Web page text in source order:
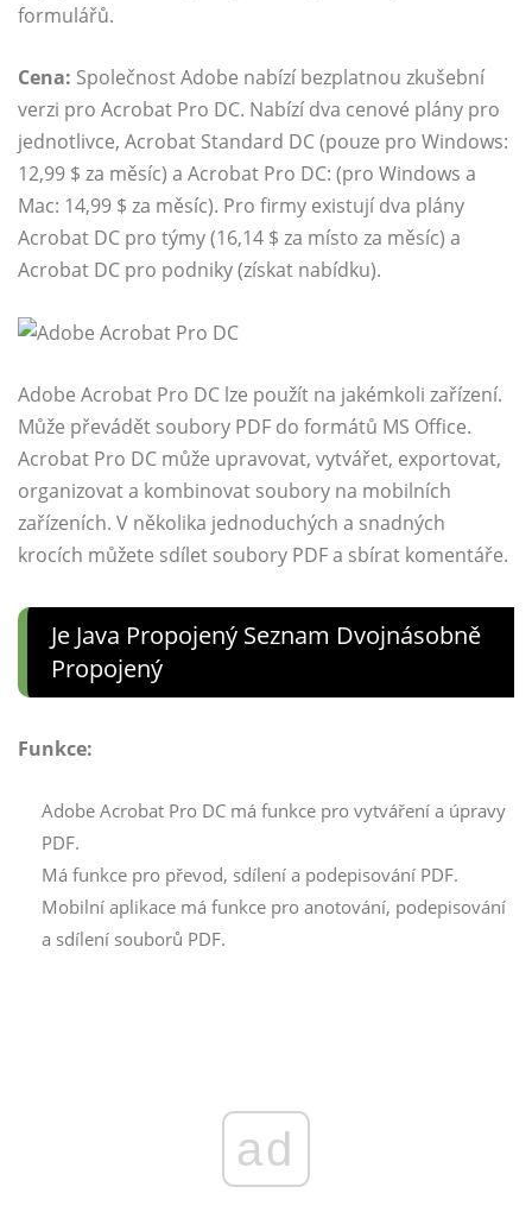
formulářů.
Cena: Společnost Adobe nabízí bezplatnou zkušební
verzi pro Acrobat Pro DC. Nabízí dva cenové plány pro
jednotlivce, Acrobat Standard DC (pouze pro Windows:
12,99 $ za měsíc) a Acrobat Pro DC: (pro Windows a
Mac: 14,99 $ za měsíc). Pro firmy existují dva plány
Acrobat DC pro týmy (16,14 $ za místo za měsíc) a
Acrobat DC pro podniky (získat nabídku).
Adobe Acrobat Pro DC lze použít na jakémkoli zařízení.
Může převádět soubory PDF do formátů MS Office.
Acrobat Pro DC může upravovat, vytvářet, exportovat,
organizovat a kombinovat soubory na mobilních
zařízeních. V několika jednoduchých a snadných
krocích můžete sdílet soubory PDF a sbírat komentáře.
Je Java Propojený Seznam Dvojnásobně
Propojený
Funkce:
Adobe Acrobat Pro DC má funkce pro vytváření a úpravy
PDF.
Má funkce pro převod, sdílení a podepisování PDF.
Mobilní aplikace má funkce pro anotování, podepisování
a sdílení souborů PDF.
ad